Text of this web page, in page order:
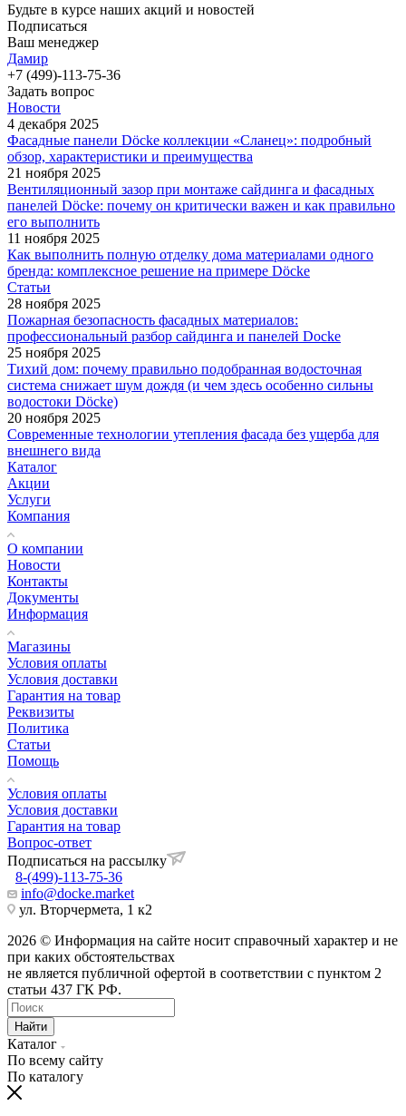
Будьте в курсе наших акций и новостей
Подписаться
Ваш менеджер
Дамир
+7 (499)-113-75-36
Задать вопрос
Новости
4 декабря 2025
Фасадные панели Döcke коллекции «Сланец»: подробный
обзор, характеристики и преимущества
21 ноября 2025
Вентиляционный зазор при монтаже сайдинга и фасадных
панелей Döcke: почему он критически важен и как правильно
его выполнить
11 ноября 2025
Как выполнить полную отделку дома материалами одного
бренда: комплексное решение на примере Döcke
Статьи
28 ноября 2025
Пожарная безопасность фасадных материалов:
профессиональный разбор сайдинга и панелей Docke
25 ноября 2025
Тихий дом: почему правильно подобранная водосточная
система снижает шум дождя (и чем здесь особенно сильны
водостоки Döcke)
20 ноября 2025
Современные технологии утепления фасада без ущерба для
внешнего вида
Каталог
Акции
Услуги
Компания
О компании
Новости
Контакты
Документы
Информация
Магазины
Условия оплаты
Условия доставки
Гарантия на товар
Реквизиты
Политика
Статьи
Помощь
Условия оплаты
Условия доставки
Гарантия на товар
Вопрос-ответ
Подписаться на рассылку
8-(499)-113-75-36
info@docke.market
ул. Вторчермета, 1 к2
2026 © Информация на сайте носит справочный характер и не
при каких обстоятельствах
не является публичной офертой в соответствии с пунктом 2
статьи 437 ГК РФ.
Найти
Каталог
По всему сайту
По каталогу